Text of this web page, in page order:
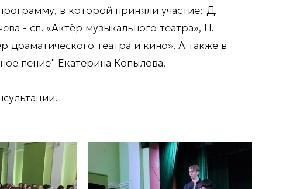
в которой приняли участие: Д.
- сп. «Актёр музыкального театра», П.
театра и кино». А также в
пение" Екатерина Копылова.